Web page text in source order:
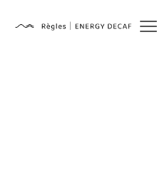
Règles